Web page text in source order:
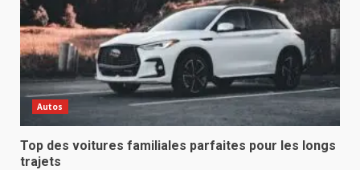
Autos
Top des voitures familiales parfaites pour les longs
trajets